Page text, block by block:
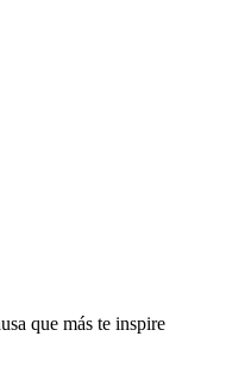
que más te inspire